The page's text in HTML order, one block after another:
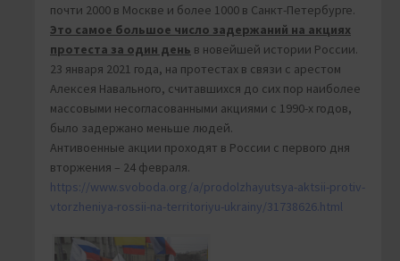
почти 2000 в Москве и более 1000 в Санкт-Петербурге.
Это самое большое число задержаний на акциях
протеста за один день в новейшей истории России.
23 января 2021 года, на протестах в связи с арестом
Алексея Навального, считавшихся до сих пор наиболее
массовыми несогласованными акциями с 1990-х годов,
было задержано меньше людей.
Антивоенные акции проходят в России с первого дня
вторжения – 24 февраля.
https://www.svoboda.org/a/prodolzhayutsya-aktsii-protiv-
vtorzheniya-rossii-na-territoriyu-ukrainy/31738626.html